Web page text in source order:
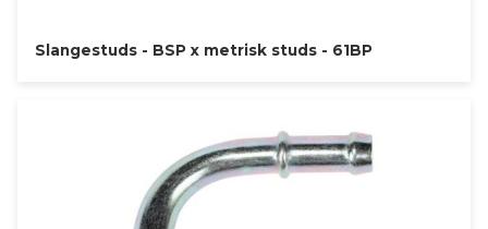
Slangestuds - BSP x metrisk studs - 61BP